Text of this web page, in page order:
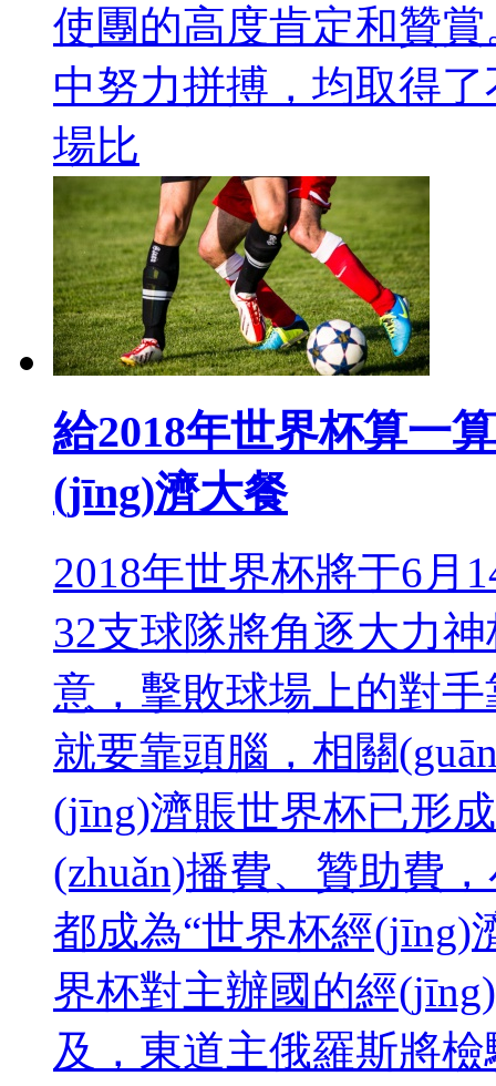
使團的高度肯定和贊賞
中努力拼搏，均取得
場比
給2018年世界杯算一
(jīng)濟大餐
2018年世界杯將于6月14
32支球隊將角逐大力
意，擊敗球場上的
就要靠頭腦，相關
(jīng)濟賬世界杯已形成
(zhuǎn)播費、贊助費
都成為“世界杯經(jīng)濟
界杯對主辦國的經
及，東道主俄羅斯將